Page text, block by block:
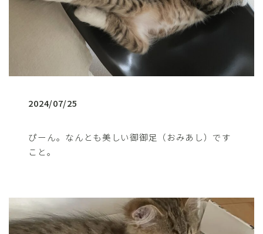
2024/07/25
ぴーん。なんとも美しい御御足（おみあし）です
こと。